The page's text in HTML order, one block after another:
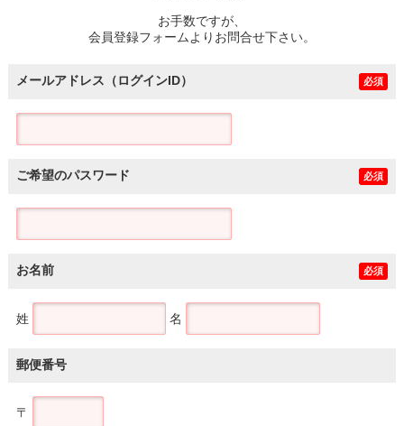
お手数ですが、
会員登録フォームよりお問合せ下さい。
メールアドレス（ログインID） 必須
ご希望のパスワード 必須
お名前 必須
姓 名
郵便番号
〒